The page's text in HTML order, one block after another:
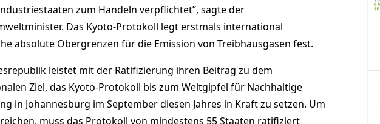
zum Handeln verpflichtet”, sagte der
Das Kyoto-Protokoll legt erstmals international
absolute Obergrenzen für die Emission von Treibhausgasen fest.
leistet mit der Ratifizierung ihren Beitrag zu dem
Ziel, das Kyoto-Protokoll bis zum Weltgipfel für Nachhaltige
in Johannesburg im September diesen Jahres in Kraft zu setzen. Um
muss das Protokoll von mindestens 55 Staaten ratifiziert